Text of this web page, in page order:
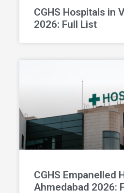
CGHS Hospitals in
2026: Full List
CGHS Empanelled
Ahmedabad 2026: